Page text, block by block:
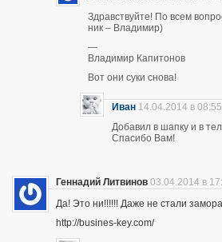
Здравствуйте! По всем
ник – Владимир)
—
Владимир Капитонов
Вот они суки снова!
Иван 14.04.2014 в 08:55
Добавил в шапку и в
Спасибо Вам!
Геннадий Литвинов 03.04.2014 в
Да! Это ни!!!!!! Даже не стали
http://busines-key.com/